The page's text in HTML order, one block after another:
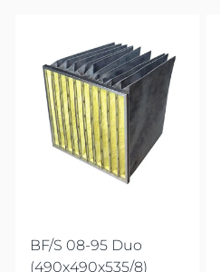
BF/S 08-95 Duo
(490x490x535/8)